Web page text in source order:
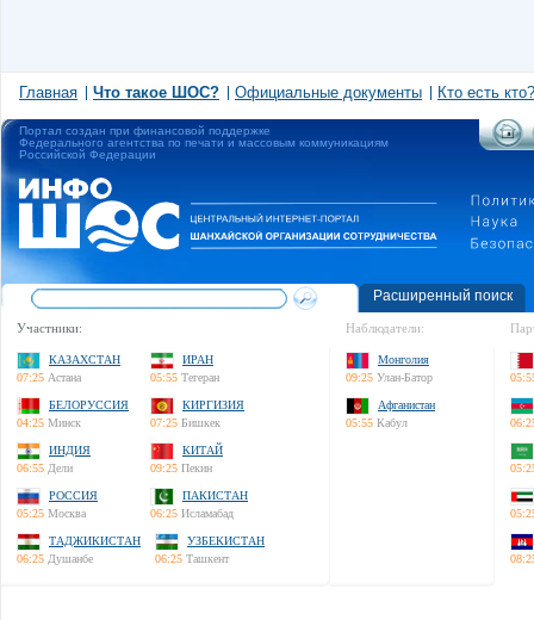
Главная Что такое ШОС? Официальные документы Кто есть кто?
Портал создан при финансовой поддержке
Федерального агентства по печати и массовым коммуникациям
Российской Федерации
Расширенный поиск
Участники:
КАЗАХСТАН
07:25 Астана
ИРАН
05:55 Тегеран
БЕЛОРУССИЯ
04:25 Минск
КИРГИЗИЯ
07:25 Бишкек
ИНДИЯ
06:55 Дели
КИТАЙ
09:25 Пекин
РОССИЯ
05:25 Москва
ПАКИСТАН
06:25 Исламабад
ТАДЖИКИСТАН
06:25 Душанбе
УЗБЕКИСТАН
06:25 Ташкент
Наблюдатели:
Монголия
09:25 Улан-Батор
Афганистан
05:55 Кабул